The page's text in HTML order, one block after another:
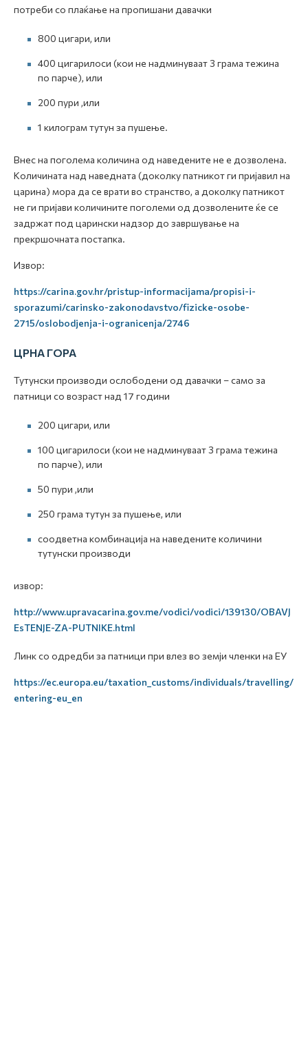
потреби со плаќање на пропишани давачки
800 цигари, или
400 цигарилоси (кои не надминуваат 3 грама тежина
по парче), или
200 пури ,или
1 килограм тутун за пушење.
Внес на поголема количина од наведените не е дозволена.
Количината над наведната (доколку патникот ги пријавил на
царина) мора да се врати во странство, а доколку патникот
не ги пријави количините поголеми од дозволените ќе се
задржат под царински надзор до завршување на
прекршочната постапка.
Извор:
https://carina.gov.hr/pristup-informacijama/propisi-i-
sporazumi/carinsko-zakonodavstvo/fizicke-osobe-
2715/oslobodjenja-i-ogranicenja/2746
ЦРНА ГОРА
Тутунски производи ослободени од давачки – само за
патници со возраст над 17 години
200 цигари, или
100 цигарилоси (кои не надминуваат 3 грама тежина
по парче), или
50 пури ,или
250 грама тутун за пушење, или
соодветна комбинација на наведените количини
тутунски производи
извор:
http://www.upravacarina.gov.me/vodici/vodici/139130/OBAVJ
EsTENJE-ZA-PUTNIKE.html
Линк со одредби за патници при влез во земји членки на ЕУ
https://ec.europa.eu/taxation_customs/individuals/travelling/
entering-eu_en